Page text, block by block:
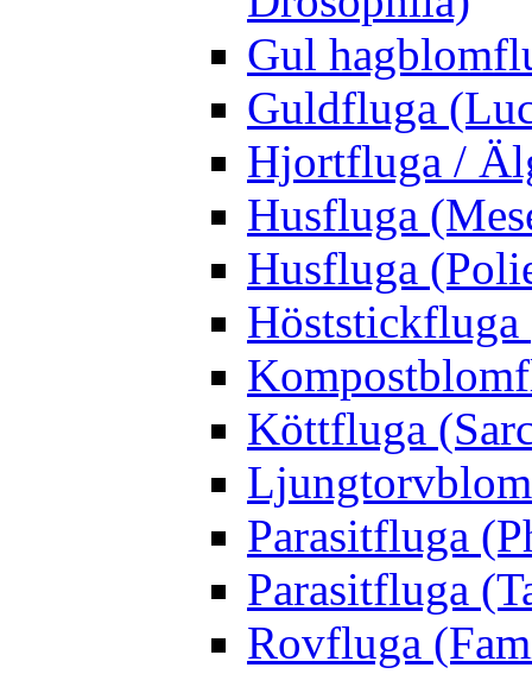
Gul
Guldfluga
Hjortfluga /
Husfluga
Husfluga
Höststickfluga
Köttfluga
Parasitfluga
Parasitfluga
Rovfluga